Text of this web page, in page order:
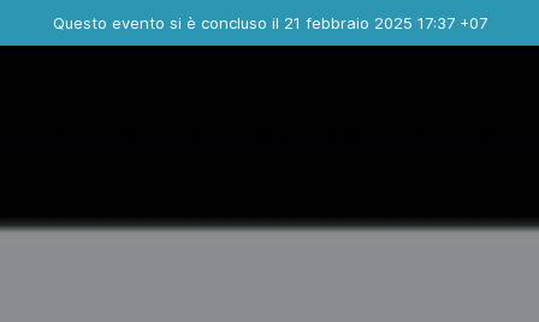
Questo evento si è concluso il 21 febbraio 2025 17:37 +07